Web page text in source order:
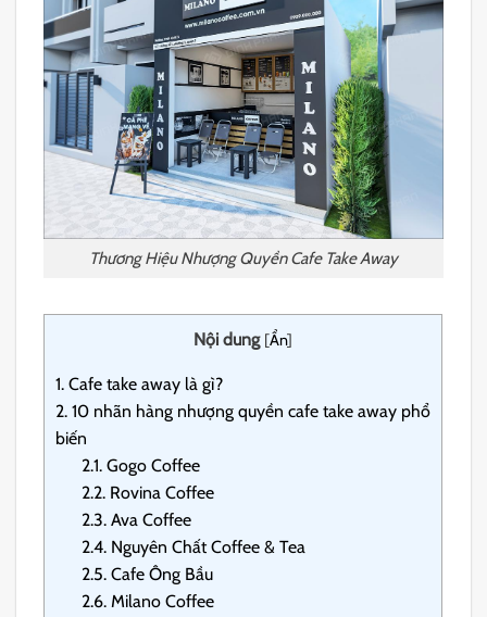
Thương Hiệu Nhượng Quyền Cafe Take Away
Nội dung [Ẩn]
1. Cafe take away là gì?
2. 10 nhãn hàng nhượng quyền cafe take away phổ
biến
2.1. Gogo Coffee
2.2. Rovina Coffee
2.3. Ava Coffee
2.4. Nguyên Chất Coffee & Tea
2.5. Cafe Ông Bầu
2.6. Milano Coffee